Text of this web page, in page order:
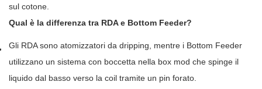
sul cotone.
Qual è la differenza tra RDA e Bottom Feeder?
Gli RDA sono atomizzatori da dripping, mentre i Bottom Feeder
utilizzano un sistema con boccetta nella box mod che spinge il
liquido dal basso verso la coil tramite un pin forato.